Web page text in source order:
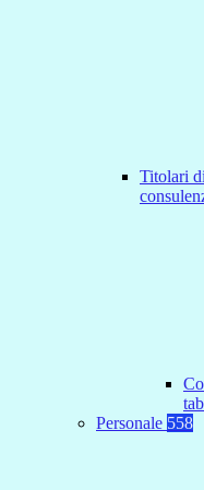
Titolari
Personale 558